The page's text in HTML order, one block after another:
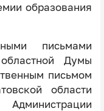
образования
письмами
Думы
письмом
области